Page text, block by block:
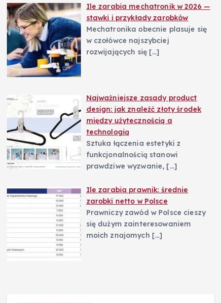
Ile zarabia mechatronik w 2026 —
stawki i przykłady zarobków
Mechatronika obecnie plasuje się
w czołówce najszybciej
rozwijających się […]
Najważniejsze zasady product
design: jak znaleźć złoty środek
między użytecznością a
technologią
Sztuka łączenia estetyki z
funkcjonalnością stanowi
prawdziwe wyzwanie, […]
Ile zarabia prawnik: średnie
zarobki netto w Polsce
Prawniczy zawód w Polsce cieszy
się dużym zainteresowaniem
moich znajomych […]